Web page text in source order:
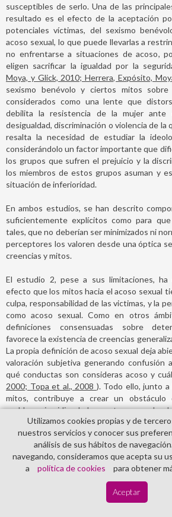
susceptibles de serlo. Una de las
resultado es el efecto de la aceptación
potenciales víctimas, del sexismo
acoso sexual, lo que puede llevarlas a
no enfrentarse a situaciones de acoso,
eligen sacrificar la igualdad por la
Moya, y Glick, 2010; Herrera, Expósito,
sexismo benévolo y ciertos mitos
considerados como una lente que
debilita la resistencia de la mujer ante
desigualdad, discriminación o violencia de la
resalta la necesidad de estudiar la
considerándolo un factor importante que
los grupos que sufren el prejuicio y la
los miembros de estos grupos asuman y
situación de inferioridad.
En ambos estudios, se han descrito
suficientemente explícitos como para
tales, que no deberían ser minimizados ni
perceptores los valoren desde una óptica
creencias y mitos.
El estudio 2, pese a sus limitaciones, ha
efecto que los mitos hacia el acoso sexual
culpa, responsabilidad de las victimas, y la
como acoso sexual. Como en otros
definiciones consensuadas sobre
favorece la existencia de creencias
La propia definición de acoso sexual deja
valoración subjetiva generando confusión
qué conductas son consideras acoso y
2000; Topa et al., 2008 ). Todo ello, junto
mitos, contribuye a crear un obstáculo
problema, impidiendo la puesta en marcha
ayuda hacia las víctimas (Lonsway et al.,
Este trabajo presenta algunas
podrán ser subsanadas en un futuro.
tamaño de la muestra empleada, sobre
lo que hace imposible extrapolar los
general; además de la restringida
(muestra inglesa). Pero no podemos dejar
Utilizamos cookies propias y de
nuestros servicios y conocer sus
análisis de sus hábitos de
navegando, consideramos que acepta su
a
política de cookies para obtener
Aceptar